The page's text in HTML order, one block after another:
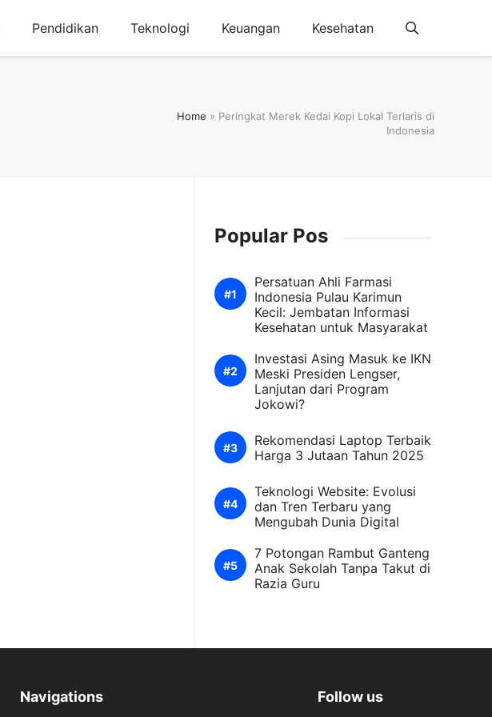
Pendidikan Teknologi Keuangan Kesehatan
Home » Peringkat Merek Kedai Kopi Lokal Terlaris di
Indonesia
Popular Pos
Persatuan Ahli Farmasi
Indonesia Pulau Karimun
Kecil: Jembatan Informasi
Kesehatan untuk Masyarakat
Investasi Asing Masuk ke IKN
Meski Presiden Lengser,
Lanjutan dari Program
Jokowi?
Rekomendasi Laptop Terbaik
Harga 3 Jutaan Tahun 2025
Teknologi Website: Evolusi
dan Tren Terbaru yang
Mengubah Dunia Digital
7 Potongan Rambut Ganteng
Anak Sekolah Tanpa Takut di
Razia Guru
Navigations Follow us